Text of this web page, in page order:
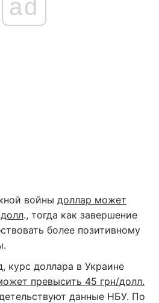
ad
войны доллар может
., тогда как завершение
более позитивному
, курс доллара в Украине
превысить 45 грн/долл.
данные НБУ. По